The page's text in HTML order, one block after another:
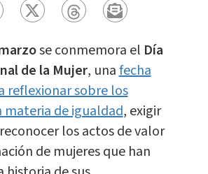
se conmemora el Día
de la Mujer, unafecha
reflexionar sobre los
materia de igualdad, exigir
los actos de valor
de mujeres que han